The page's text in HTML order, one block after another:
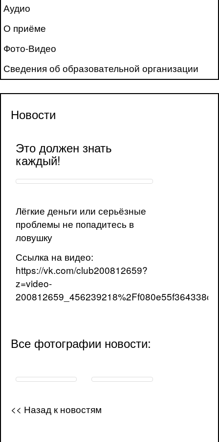
Аудио
О приёме
Фото-Видео
Сведения об образовательной организации
Новости
Это должен знать
каждый!
Лёгкие деньги или серьёзные
проблемы не попадитесь в
ловушку
Ссылка на видео:
https://vk.com/club200812659?
z=video-
Все фотографии новости:
<< Назад к новостям